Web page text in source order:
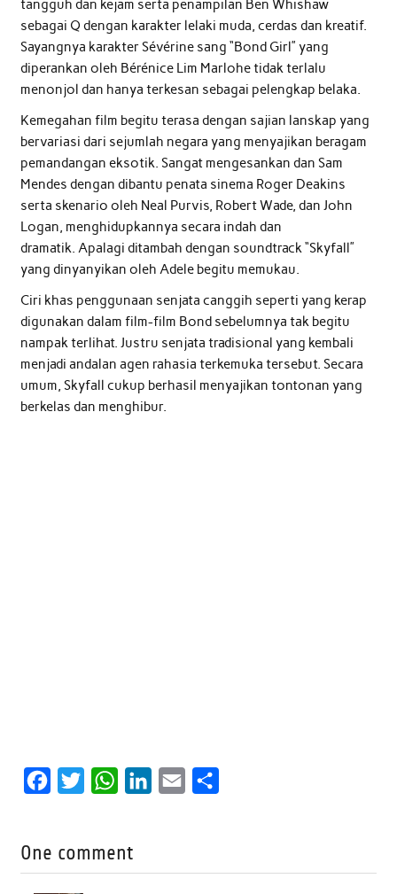
tangguh dan kejam serta penampilan Ben Whishaw
sebagai Q dengan karakter lelaki muda, cerdas dan kreatif.
Sayangnya karakter Sévérine sang “Bond Girl” yang
diperankan oleh Bérénice Lim Marlohe tidak terlalu
menonjol dan hanya terkesan sebagai pelengkap belaka.
Kemegahan film begitu terasa dengan sajian lanskap yang
bervariasi dari sejumlah negara yang menyajikan beragam
pemandangan eksotik. Sangat mengesankan dan Sam
Mendes dengan dibantu penata sinema Roger Deakins
serta skenario oleh Neal Purvis, Robert Wade, dan John
Logan, menghidupkannya secara indah dan
dramatik. Apalagi ditambah dengan soundtrack “Skyfall”
yang dinyanyikan oleh Adele begitu memukau.
Ciri khas penggunaan senjata canggih seperti yang kerap
digunakan dalam film-film Bond sebelumnya tak begitu
nampak terlihat. Justru senjata tradisional yang kembali
menjadi andalan agen rahasia terkemuka tersebut. Secara
umum, Skyfall cukup berhasil menyajikan tontonan yang
berkelas dan menghibur.
e
t
W
t
One comment